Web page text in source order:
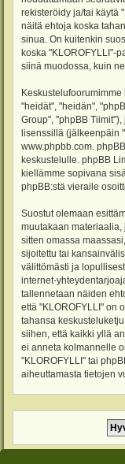
rekisteröidy ja/tai käytä
näitä ehtoja koska
sinua. On kuitenkin
koska "KLOROFYLLI"-
siinä muodossa, kuin
"heidät", "heidän",
Group", "phpBB
lisenssillä (jälkeenpäin
www.phpbb.com .
keskustelulle. phpBB
kiellämme sopivana
phpBB:stä vieraile
Suostut olemaan
muutakaan
sitten omassa
sijoitettu tai
välittömästi ja
internet-
tallennetaan näiden
että "KLOROFYLLI" on
tahansa
siihen, että kaikki yllä
ei anneta kolmannelle
"KLOROFYLLI" tai
aiheuttamasta tietojen